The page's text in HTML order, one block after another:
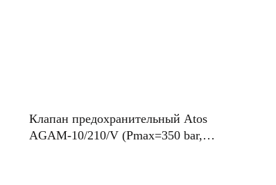
Клапан предохранительный Atos
AGAM-10/210/V (Pmax=350 bar,